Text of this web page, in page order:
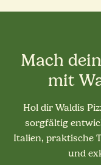
Mach
mit
Hol dir Waldis
sorgfältig
Italien, praktische
und